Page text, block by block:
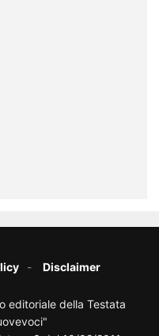
Disclaimer
editoriale della Testata